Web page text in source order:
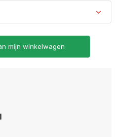
Uitverkocht
mijn winkelwagen